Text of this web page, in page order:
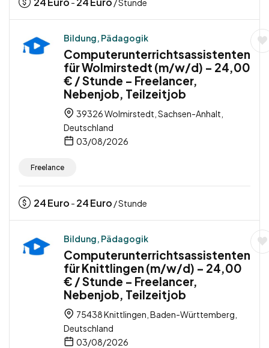
Bildung, Pädagogik
Computerunterrichtsassistenten
für Wolmirstedt (m/w/d) – 24,00
€ / Stunde – Freelancer,
Nebenjob, Teilzeitjob
39326 Wolmirstedt, Sachsen-Anhalt,
Deutschland
03/08/2026
Freelance
24Euro - 24Euro / Stunde
Bildung, Pädagogik
Computerunterrichtsassistenten
für Knittlingen (m/w/d) – 24,00
€ / Stunde – Freelancer,
Nebenjob, Teilzeitjob
75438 Knittlingen, Baden-Württemberg,
Deutschland
03/08/2026